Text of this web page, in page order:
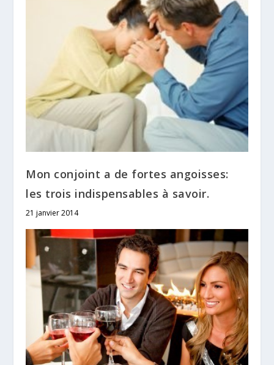
Mon conjoint a de fortes angoisses:
les trois indispensables à savoir.
21 janvier 2014